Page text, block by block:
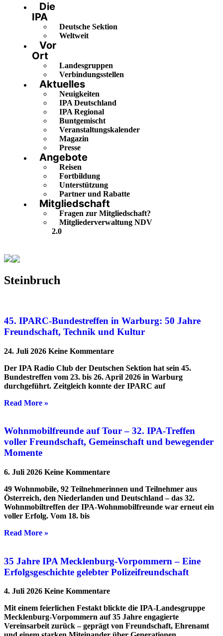
Die
IPA
Deutsche Sektion
Weltweit
Vor
Ort
Landesgruppen
Verbindungsstellen
Aktuelles
Neuigkeiten
IPA Deutschland
IPA Regional
Buntgemischt
Veranstaltungskalender
Magazin
Presse
Angebote
Reisen
Fortbildung
Unterstützung
Partner und Rabatte
Mitgliedschaft
Fragen zur Mitgliedschaft?
Mitgliederverwaltung NDV
2.0
Steinbruch
45. IPARC-Bundestreffen in Warburg: 50 Jahre
Freundschaft, Technik und Kultur
24. Juli 2026 Keine Kommentare
Der IPA Radio Club der Deutschen Sektion hat sein 45.
Bundestreffen vom 23. bis 26. April 2026 in Warburg
durchgeführt. Zeitgleich konnte der IPARC auf
Read More »
Wohnmobilfreunde auf Tour – 32. IPA-Treffen
voller Freundschaft, Gemeinschaft und bewegender
Momente
6. Juli 2026 Keine Kommentare
49 Wohnmobile, 92 Teilnehmerinnen und Teilnehmer aus
Österreich, den Niederlanden und Deutschland – das 32.
Wohnmobiltreffen der IPA-Wohnmobilfreunde war erneut ein
voller Erfolg. Vom 18. bis
Read More »
35 Jahre IPA Mecklenburg-Vorpommern – Eine
Erfolgsgeschichte gelebter Polizeifreundschaft
4. Juli 2026 Keine Kommentare
Mit einem feierlichen Festakt blickte die IPA-Landesgruppe
Mecklenburg-Vorpommern auf 35 Jahre engagierte
Vereinsarbeit zurück – geprägt von Freundschaft, Ehrenamt